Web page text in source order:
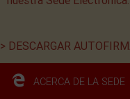
> DESCARGAR
ACERCA DE LA SEDE